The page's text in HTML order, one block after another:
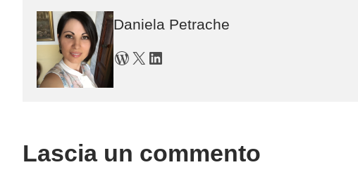
Daniela Petrache
WordPress X LinkedIn
Lascia un commento